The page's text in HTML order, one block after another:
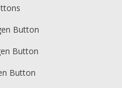
Button
Button
Button